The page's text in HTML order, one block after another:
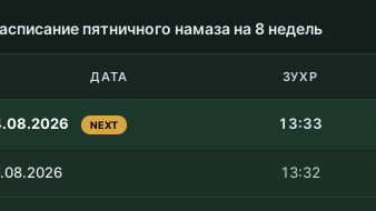
пятничного намаза на 8 недель
ДАТА ЗУХР
NEXT 13:33
13:32